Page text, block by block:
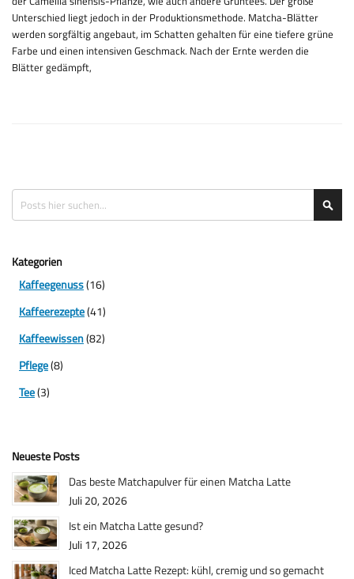
Unterschied liegt jedoch in der Produktionsmethode. Matcha-Blätter
werden sorgfältig angebaut, im Schatten gehalten für eine tiefere grüne
Farbe und einen intensiven Geschmack. Nach der Ernte werden die
Blätter gedämpft,
Suche
Kategorien
Kaffeegenuss(16)
Kaffeerezepte(41)
Kaffeewissen(82)
Pflege(8)
Tee(3)
Neueste Posts
Das beste Matchapulver für einen Matcha Latte
Juli 20, 2026
Ist ein Matcha Latte gesund?
Juli 17, 2026
Iced Matcha Latte Rezept: kühl, cremig und so gemacht